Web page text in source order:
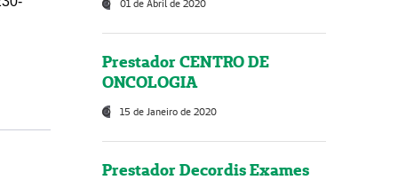
01 de Abril de 2020
Prestador CENTRO DE
ONCOLOGIA
15 de Janeiro de 2020
Prestador Decordis Exames